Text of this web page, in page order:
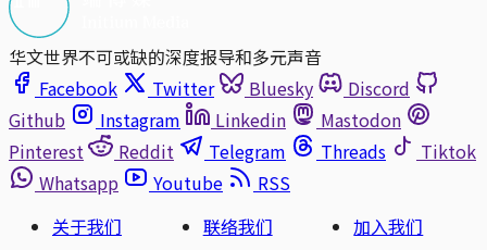
华文世界不可或缺的深度报导和多元声音
Facebook
Twitter Bluesky
Discord
Github
Instagram Linkedin
Mastodon
Pinterest
Reddit Telegram Threads
Tiktok
Whatsapp
Youtube
RSS
关于我们
联络我们
加入我们